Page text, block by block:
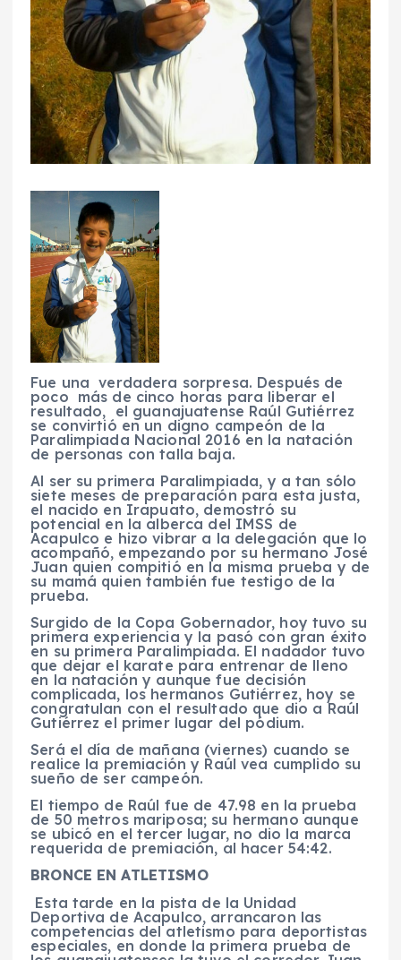
Fue una verdadera sorpresa. Después de
poco más de cinco horas para liberar el
resultado, el guanajuatense Raúl Gutiérrez
se convirtió en un digno campeón de la
Paralimpiada Nacional 2016 en la natación
de personas con talla baja.
Al ser su primera Paralimpiada, y a tan sólo
siete meses de preparación para esta justa,
el nacido en Irapuato, demostró su
potencial en la alberca del IMSS de
Acapulco e hizo vibrar a la delegación que lo
acompañó, empezando por su hermano José
Juan quien compitió en la misma prueba y de
su mamá quien también fue testigo de la
prueba.
Surgido de la Copa Gobernador, hoy tuvo su
primera experiencia y la pasó con gran éxito
en su primera Paralimpiada. El nadador tuvo
que dejar el karate para entrenar de lleno
en la natación y aunque fue decisión
complicada, los hermanos Gutiérrez, hoy se
congratulan con el resultado que dio a Raúl
Gutiérrez el primer lugar del pódium.
Será el día de mañana (viernes) cuando se
realice la premiación y Raúl vea cumplido su
sueño de ser campeón.
El tiempo de Raúl fue de 47.98 en la prueba
de 50 metros mariposa; su hermano aunque
se ubicó en el tercer lugar, no dio la marca
requerida de premiación, al hacer 54:42.
BRONCE EN ATLETISMO
Esta tarde en la pista de la Unidad
Deportiva de Acapulco, arrancaron las
competencias del atletismo para deportistas
especiales, en donde la primera prueba de